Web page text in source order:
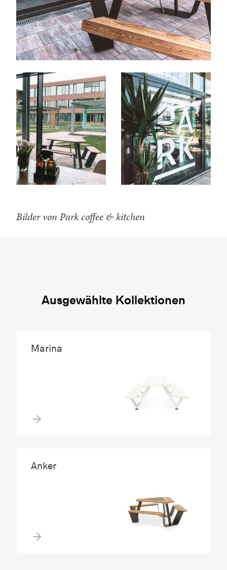
Bilder von Park coffee & kitchen
Ausgewählte Kollektionen
Marina
Anker